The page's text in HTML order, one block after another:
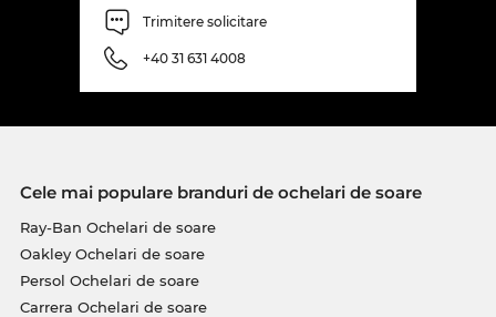
Trimitere solicitare
+40 31 631 4008
Cele mai populare branduri de ochelari de soare
Ray-Ban Ochelari de soare
Oakley Ochelari de soare
Persol Ochelari de soare
Carrera Ochelari de soare